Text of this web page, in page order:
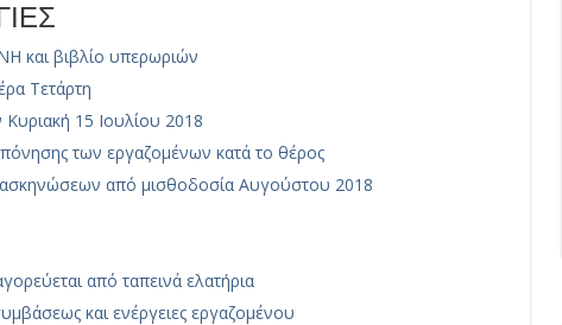
και βιβλίο υπερωριών
Τετάρτη
Κυριακή 15 Ιουλίου 2018
των εργαζομένων κατά το θέρος
από μισθοδοσία Αυγούστου 2018
από ταπεινά ελατήρια
και ενέργειες εργαζομένου